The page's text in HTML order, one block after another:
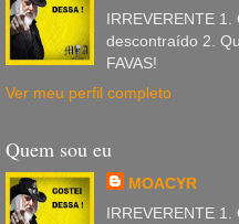
IRREVERENTE
descontraído 2.
FAVAS!
Ver meu perfil completo
Quem sou eu
MOACYR
IRREVERENTE